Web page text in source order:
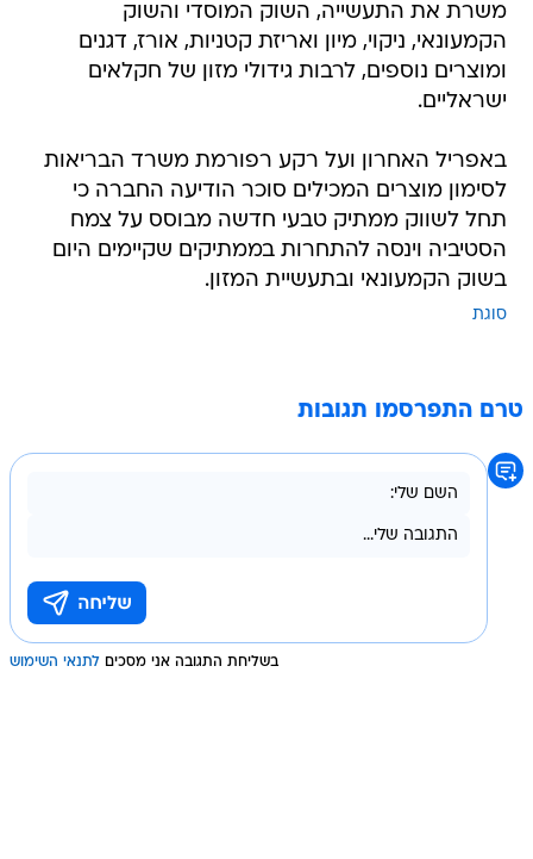
משרת את התעשייה, השוק המוסדי והשוק
הקמעונאי, ניקוי, מיון ואריזת קטניות, אורז, דגנים
ומוצרים נוספים, לרבות גידולי מזון של חקלאים
ישראליים.
באפריל האחרון ועל רקע רפורמת משרד הבריאות
לסימון מוצרים המכילים סוכר הודיעה החברה כי
תחל לשווק ממתיק טבעי חדשה מבוסס על צמח
הסטיביה וינסה להתחרות בממתיקים שקיימים היום
בשוק הקמעונאי ובתעשיית המזון.
סוגת
טרם התפרסמו תגובות
בשליחת התגובה אני מסכים לתנאי השימוש